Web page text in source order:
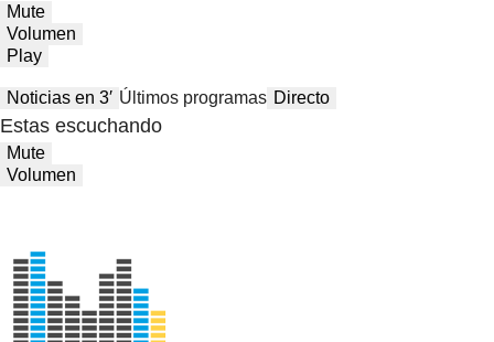
Mute
Volumen
Play
Noticias en 3′ Últimos programas Directo
Estas escuchando
Mute
Volumen